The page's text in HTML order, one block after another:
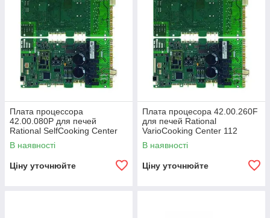
Плата процессора
42.00.080Р для печей
Rational SelfCooking Center
XS/61/101/201
В наявності
Ціну уточнюйте
Плата процесора 42.00.260F
для печей Rational
VarioCooking Center 112
В наявності
Ціну уточнюйте